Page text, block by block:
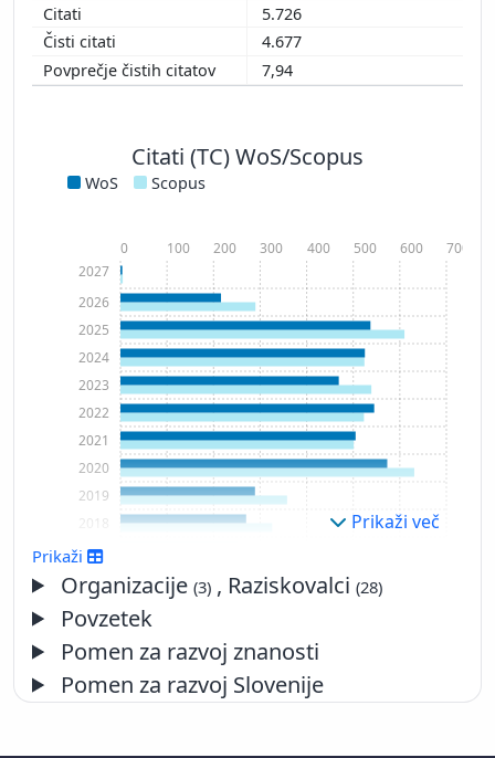
5.726
4.677
7,94
Citati (TC) WoS/Scopus
WoS Scopus
2012
2013
2014
2015
2016
2017
2019
2020
2021
2022
2023
2024
2025
2026
2027
0 100 200 300 400 500 600 700
Prikaži več
Prikaži
Organizacije(3) , Raziskovalci(28)
Povzetek
Pomen za razvoj znanosti
Pomen za razvoj Slovenije